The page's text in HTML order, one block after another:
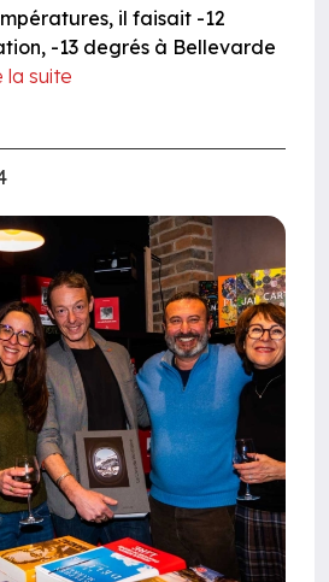
il faisait -12
-13 degrés à Bellevarde
la suite